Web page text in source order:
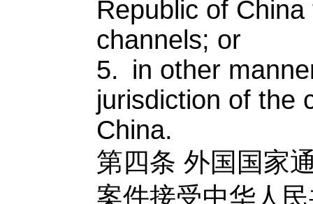
Republic of
channels; or
5. in other
jurisdiction of the
China.
第四条 外国国家
案件接受中华人